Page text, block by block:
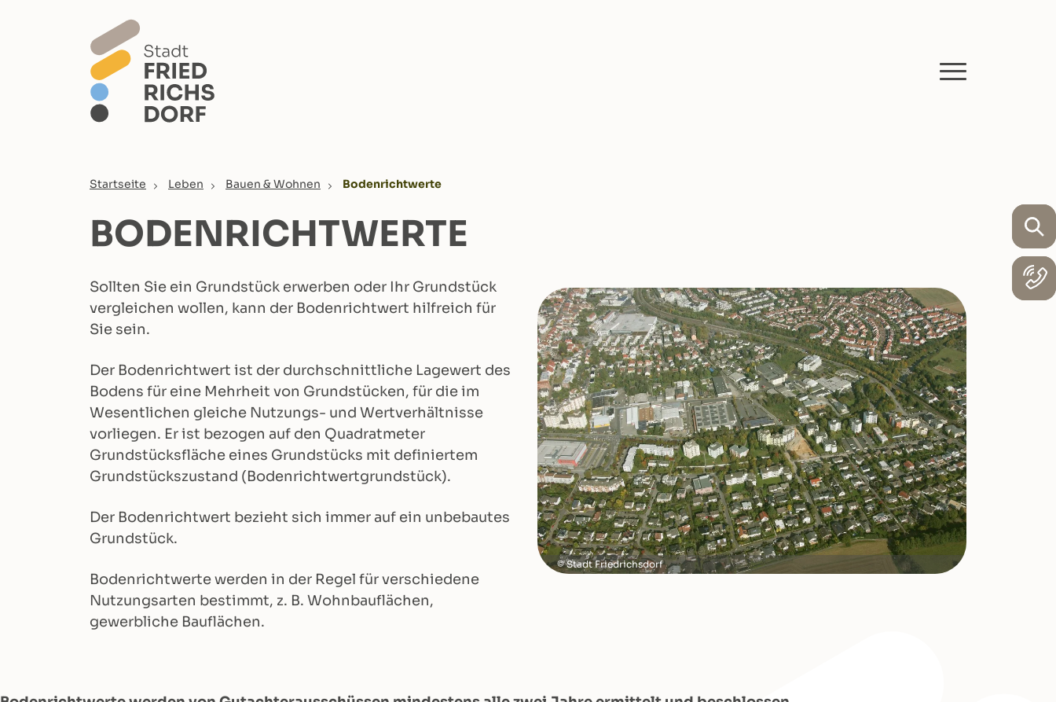
You are here:
Startseite Leben Bauen & Wohnen Bodenrichtwerte
BODENRICHTWERTE
Sollten Sie ein Grundstück erwerben oder Ihr Grundstück
vergleichen wollen, kann der Bodenrichtwert hilfreich für
Sie sein.
Der Bodenrichtwert ist der durchschnittliche Lagewert des
Bodens für eine Mehrheit von Grundstücken, für die im
Wesentlichen gleiche Nutzungs- und Wertverhältnisse
vorliegen. Er ist bezogen auf den Quadratmeter
Grundstücksfläche eines Grundstücks mit definiertem
Grundstückszustand (Bodenrichtwertgrundstück).
Der Bodenrichtwert bezieht sich immer auf ein unbebautes
Grundstück.
Bodenrichtwerte werden in der Regel für verschiedene
Nutzungsarten bestimmt, z. B. Wohnbauflächen,
gewerbliche Bauflächen.
Stadt Friedrichsdorf